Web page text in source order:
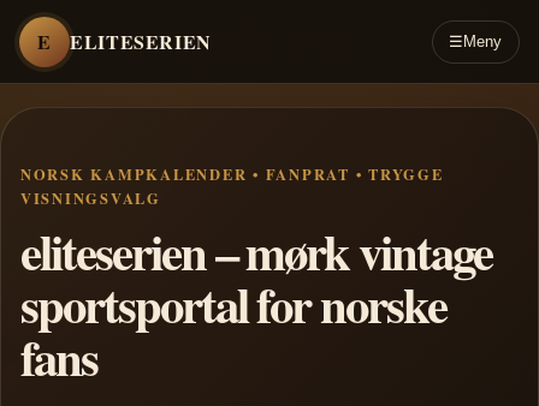
E ELITESERIEN ☰ Meny
NORSK KAMPKALENDER • FANPRAT • TRYGGE
VISNINGSVALG
eliteserien – mørk vintage
sportsportal for norske
fans